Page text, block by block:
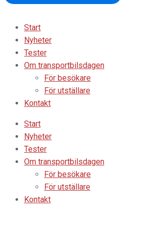
Start
Nyheter
Tester
Om transportbilsdagen
För besökare
För utställare
Kontakt
Start
Nyheter
Tester
Om transportbilsdagen
För besökare
För utställare
Kontakt